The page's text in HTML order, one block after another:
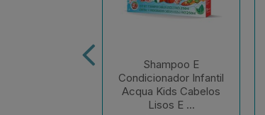
Shampoo E
Condicionador Infantil
Acqua Kids Cabelos
Lisos E ...